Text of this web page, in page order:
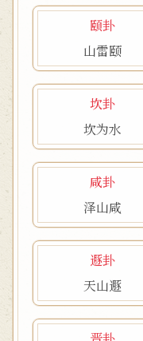
颐卦
山雷颐
坎卦
坎为水
咸卦
泽山咸
遯卦
天山遯